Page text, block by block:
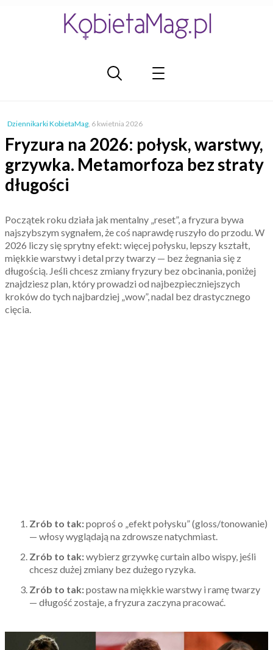
Dziennikarki KobietaMag, 6 kwietnia 2026
Fryzura na 2026: połysk, warstwy,
grzywka. Metamorfoza bez straty
długości
Początek roku działa jak mentalny „reset”, a fryzura bywa
najszybszym sygnałem, że coś naprawdę ruszyło do przodu. W
2026 liczy się sprytny efekt: więcej połysku, lepszy kształt,
miękkie warstwy i detal przy twarzy — bez żegnania się z
długością. Jeśli chcesz zmiany fryzury bez obcinania, poniżej
znajdziesz plan, który prowadzi od najbezpieczniejszych
kroków do tych najbardziej „wow”, nadal bez drastycznego
cięcia.
Zrób to tak:poproś o „efekt połysku” (gloss/tonowanie)
— włosy wyglądają na zdrowsze natychmiast.
Zrób to tak:wybierz grzywkę curtain albo wispy, jeśli
chcesz dużej zmiany bez dużego ryzyka.
Zrób to tak:postaw na miękkie warstwy i ramę twarzy
— długość zostaje, a fryzura zaczyna pracować.